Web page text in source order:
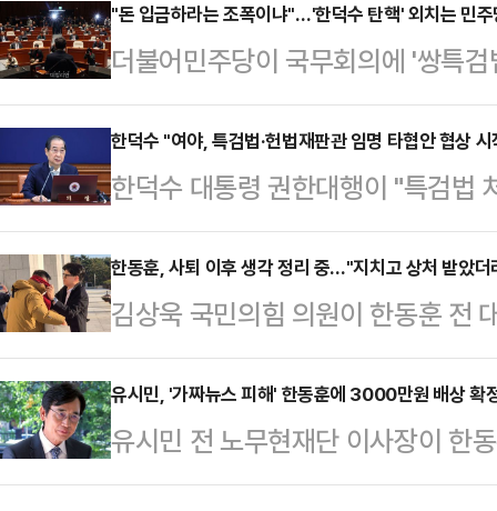
역할’을 다시금 상기시키고 있다.
들의 떨어진 신뢰도를 입증했으며,
상식에 대한 기대감도 크지 않은 상
지난 14일, MBC는 뉴스 특보로
입증했다. 평균 6% 내외의 시청률
의 시청률을 기록…
"돈 입금하라는 조폭이냐"…'한덕수 탄핵' 외치는 민
더불어민주당이 국무회의에 '쌍특
상정하지 않은 한덕수 대통령 권한
힌 가운데, 국민의힘은 "(민주당이)
일 국무회의에서는 '쌍특검법'이 안
민의힘은 일단 한덕수 대행에 거부
당 일각에서는 민주당이 발의한 특
체 발의하자는 주장도 나오고 있어
있다.권성동 국민의힘 …
한덕수 "여야, 특검법·헌법재판관 임명 타협안 협상
한덕수 대통령 권한대행이 "특검법
해석과 정치적 견해가 충돌하는 현
다 여야가 머리를 맞대야 한다"고
울청사에서 국무회의를 열어 이 같
재판소 재판관) 임명이 헌법과 법률
다고 국민 대다수가 납득하실지, 여
시작해야 한다고 생각한다"고 했다
모두 공평하다고 수긍…
한동훈, 사퇴 이후 생각 정리 중…"지치고 상처 받았더
김상욱 국민의힘 의원이 한동훈 전
을 하기보다, 많이 지치고 상처를
을 정리하는 단계로 알고 있다"고
'정치시그널'과의 인터뷰에서 '한
났다고 연락을 못할 이유는 없다"
유시민, '가짜뉴스 피해' 한동훈에 3000만원 배상 확
유시민 전 노무현재단 이사장이 한
포와 관련해 위자료 3000만원을